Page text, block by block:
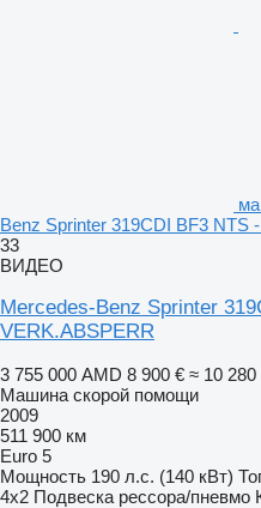
Benz Sprinter 319CDI BF3 NTS
33
ВИДЕО
Mercedes-Benz Sprinter
VERK.ABSPERR
3 755 000 AMD 8 900 € ≈ 10 280
Машина скорой помощи
2009
511 900 км
Euro 5
Мощность 190 л.с. (140 кВт)
4x2 Подвеска рессора/пневмо